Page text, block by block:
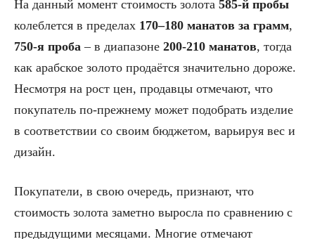
На данный момент стоимость золота 585-й пробы
колеблется в пределах 170–180 манатов за грамм,
750-я проба – в диапазоне 200-210 манатов, тогда
как арабское золото продаётся значительно дороже.
Несмотря на рост цен, продавцы отмечают, что
покупатель по-прежнему может подобрать изделие
в соответствии со своим бюджетом, варьируя вес и
дизайн.
Покупатели, в свою очередь, признают, что
стоимость золота заметно выросла по сравнению с
предыдущими месяцами. Многие отмечают